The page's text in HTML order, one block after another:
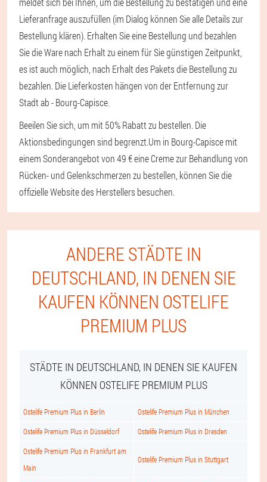
Lieferanfrage auszufüllen (im Dialog können Sie alle Details zur
Bestellung klären). Erhalten Sie eine Bestellung und bezahlen
Sie die Ware nach Erhalt zu einem für Sie günstigen Zeitpunkt,
es ist auch möglich, nach Erhalt des Pakets die Bestellung zu
bezahlen. Die Lieferkosten hängen von der Entfernung zur
Stadt ab - Bourg-Capisce.
Beeilen Sie sich, um mit 50% Rabatt zu bestellen. Die
Aktionsbedingungen sind begrenzt.Um in Bourg-Capisce mit
einem Sonderangebot von 49 € eine Creme zur Behandlung von
Rücken- und Gelenkschmerzen zu bestellen, können Sie die
offizielle Website des Herstellers besuchen.
ANDERE STÄDTE IN
DEUTSCHLAND, IN DENEN SIE
KAUFEN KÖNNEN OSTELIFE
PREMIUM PLUS
STÄDTE IN DEUTSCHLAND, IN DENEN SIE KAUFEN
KÖNNEN OSTELIFE PREMIUM PLUS
Ostelife Premium Plus in Berlin Ostelife Premium Plus in München
Ostelife Premium Plus in Düsseldorf Ostelife Premium Plus in Dresden
Ostelife Premium Plus in Frankfurt am
Main
Ostelife Premium Plus in Stuttgart